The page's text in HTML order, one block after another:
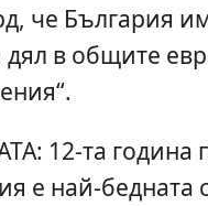
че България
в общите
12-та година
е най-бедната